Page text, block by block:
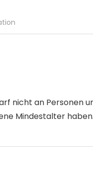
nicht an Personen
Mindestalter